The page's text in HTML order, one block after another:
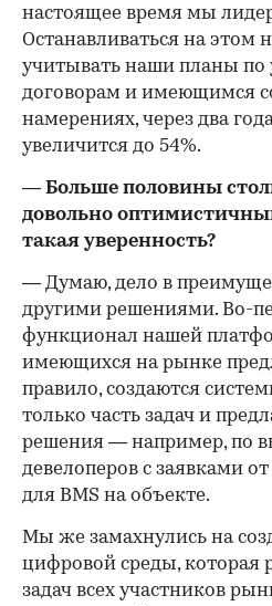
настоящее время мы
Останавливаться на этом
учитывать наши планы
договорам и имеющимся
намерениях, через два
увеличится до 54%.
— Больше половины
довольно
такая уверенность?
— Думаю, дело в
другими решениями. Во-
функционал нашей
имеющихся на рынке
правило, создаются
только часть задач и
решения — например, по
девелоперов с заявками
для BMS на объекте.
Мы же замахнулись на
цифровой среды, которая
задач всех участников